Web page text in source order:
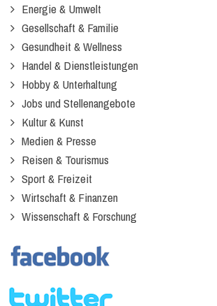
Energie & Umwelt
Gesellschaft & Familie
Gesundheit & Wellness
Handel & Dienstleistungen
Hobby & Unterhaltung
Jobs und Stellenangebote
Kultur & Kunst
Medien & Presse
Reisen & Tourismus
Sport & Freizeit
Wirtschaft & Finanzen
Wissenschaft & Forschung